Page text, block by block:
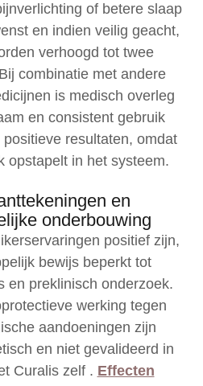
of betere slaap
en indien veilig geacht,
verhoogd tot twee
combinatie met andere
is medisch overleg
en consistent gebruik
resultaten, omdat
opstapelt in het systeem.
en
onderbouwing
positief zijn,
bewijs beperkt tot
en preklinisch onderzoek.
werking tegen
aandoeningen zijn
en niet gevalideerd in
Curalis zelf . Effecten